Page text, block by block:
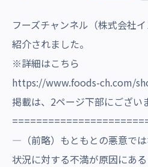
フーズチャンネル（株式会社
紹介されました。
※詳細はこちら
https://www.foods-ch.com/
掲載は、2ページ下部にござい
―（前略）もともとの悪意で
状況に対する不満が原因にある